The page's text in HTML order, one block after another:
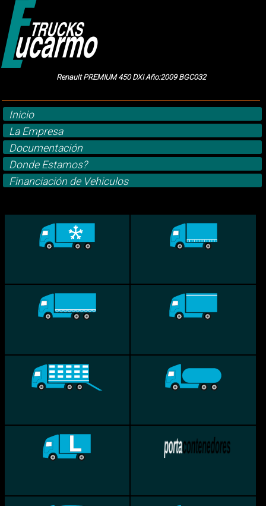
Renault PREMIUM 450 DXI Año:2009 BGC032
Inicio
La Empresa
Documentación
Donde Estamos?
Financiación de Vehiculos